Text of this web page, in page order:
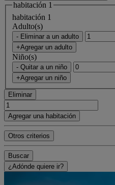
habitación 1
habitación 1
Adulto(s)
- Eliminar a un adulto
+Agregar un adulto
Niño(s)
- Quitar a un niño
+Agregar un niño
Eliminar
Agregar una habitación
Otros criterios
Buscar
¿Adónde quiere ir?